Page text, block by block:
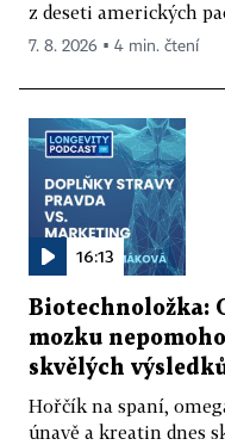
z deseti amerických
7. 8. 2026 ▪ 4 min. čtení
16:13
Biotechnoložka:
mozku
skvělých
Hořčík na spaní,
únavě a kreatin dnes